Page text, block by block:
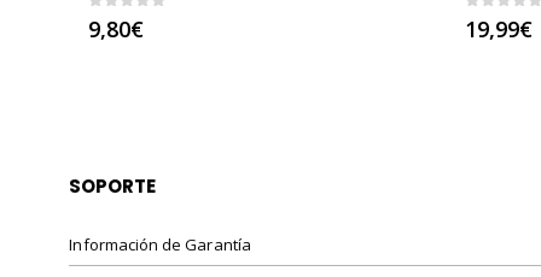
0 out of 5
19,99€ 0 out of
29,99€
SOPORTE
Información de Garantía